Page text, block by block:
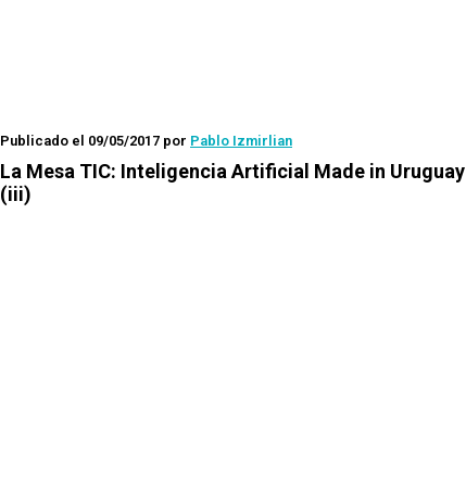
Publicado el 09/05/2017 por Pablo Izmirlian
La Mesa TIC: Inteligencia Artificial Made in Uruguay
(iii)